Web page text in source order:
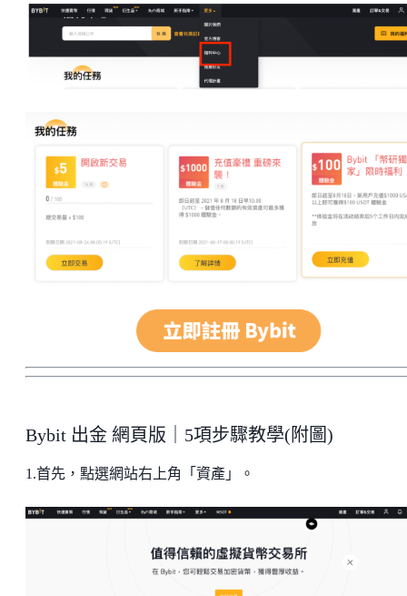
Bybit 出金 網頁版｜5項步驟教學(附圖)
1.首先，點選網站右上角「資產」。